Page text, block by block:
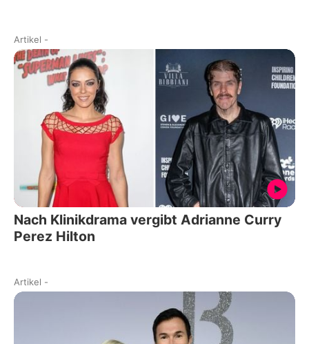
Artikel -
Nach Klinikdrama vergibt Adrianne Curry
Perez Hilton
Artikel -